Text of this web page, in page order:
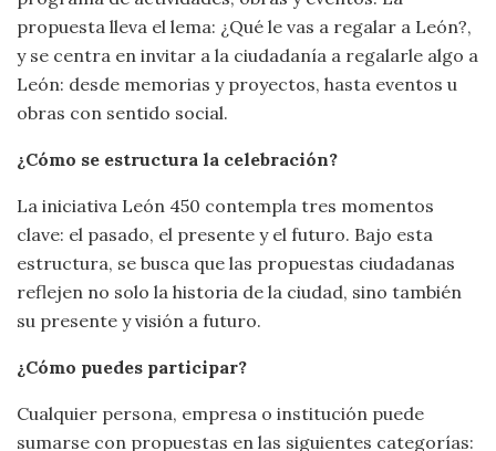
propuesta lleva el lema: ¿Qué le vas a regalar a León?,
y se centra en invitar a la ciudadanía a regalarle algo a
León: desde memorias y proyectos, hasta eventos u
obras con sentido social.
¿Cómo se estructura la celebración?
La iniciativa León 450 contempla tres momentos
clave: el pasado, el presente y el futuro. Bajo esta
estructura, se busca que las propuestas ciudadanas
reflejen no solo la historia de la ciudad, sino también
su presente y visión a futuro.
¿Cómo puedes participar?
Cualquier persona, empresa o institución puede
sumarse con propuestas en las siguientes categorías: